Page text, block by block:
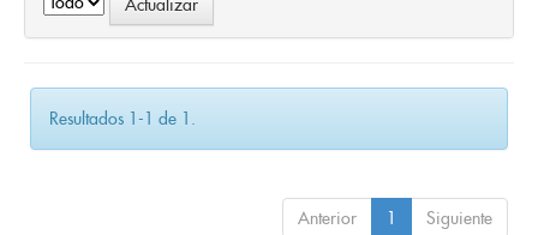
Resultados 1-1 de 1.
Anterior 1 Siguiente